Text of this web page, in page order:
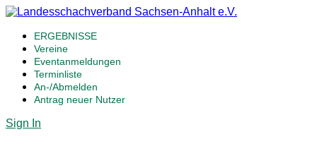
ERGEBNISSE
Vereine
Eventanmeldungen
Terminliste
An-/Abmelden
Antrag neuer Nutzer
Sign In